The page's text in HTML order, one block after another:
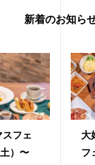
新着のお知ら
フェ
）〜
大
フ